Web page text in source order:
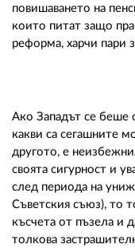
повишаването на
които питат защо
реформа, харчи пари
Ако Западът се беше
какви са сегашните
другото, е
своята сигурност и
след периода на
Съветския съюз), то
късчета от пъзела и
толкова